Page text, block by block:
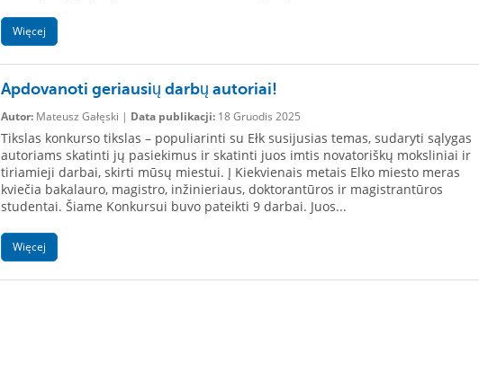
Więcej
Apdovanoti geriausių darbų autoriai!
Autor:Mateusz Gałęski | Data publikacji:18 Gruodis 2025
Tikslas konkurso tikslas – populiarinti su Ełk susijusias temas, sudaryti sąlygas
autoriams skatinti jų pasiekimus ir skatinti juos imtis novatoriškų moksliniai ir
tiriamieji darbai, skirti mūsų miestui. Į Kiekvienais metais Elko miesto meras
kviečia bakalauro, magistro, inžinieriaus, doktorantūros ir magistrantūros
studentai. Šiame Konkursui buvo pateikti 9 darbai. Juos...
Więcej